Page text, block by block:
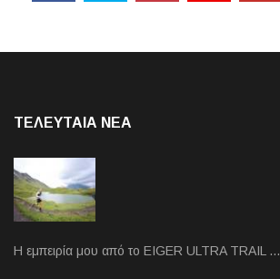
ΤΕΛΕΥΤΑΙΑ NEA
Η εμπειρία μου από το EIGER ULTRA TRAIL …